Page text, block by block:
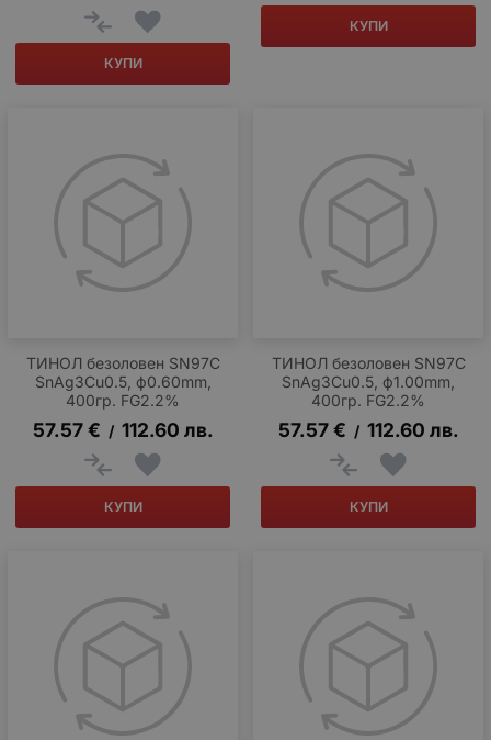
КУПИ
КУПИ
ТИНОЛ безоловен SN97C
SnAg3Cu0.5, ф0.60mm,
400гр. FG2.2%
57.57 € / 112.60 лв.
КУПИ
ТИНОЛ безоловен SN97C
SnAg3Cu0.5, ф1.00mm,
400гр. FG2.2%
57.57 € / 112.60 лв.
КУПИ